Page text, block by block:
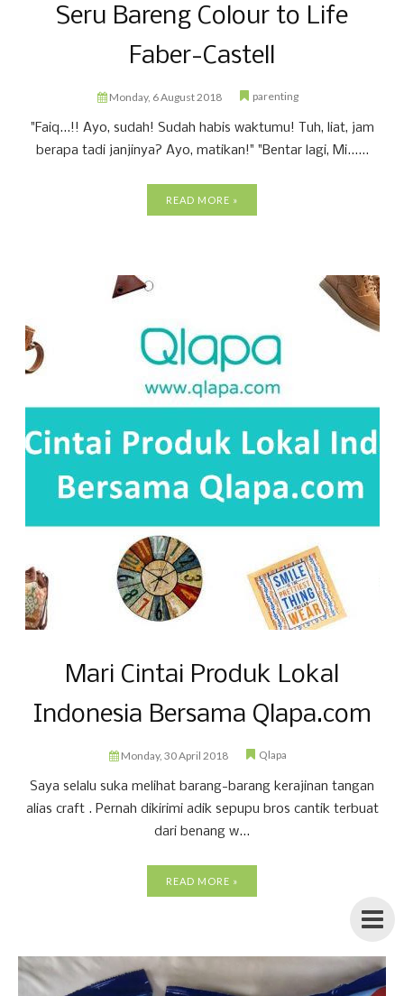
Seru Bareng Colour to Life
Faber-Castell
Monday, 6 August 2018 parenting
"Faiq...!! Ayo, sudah! Sudah habis waktumu! Tuh, liat, jam
berapa tadi janjinya? Ayo, matikan!" "Bentar lagi, Mi......
READ MORE »
Mari Cintai Produk Lokal
Indonesia Bersama Qlapa.com
Monday, 30 April 2018 Qlapa
Saya selalu suka melihat barang-barang kerajinan tangan
alias craft . Pernah dikirimi adik sepupu bros cantik terbuat
dari benang w...
READ MORE »